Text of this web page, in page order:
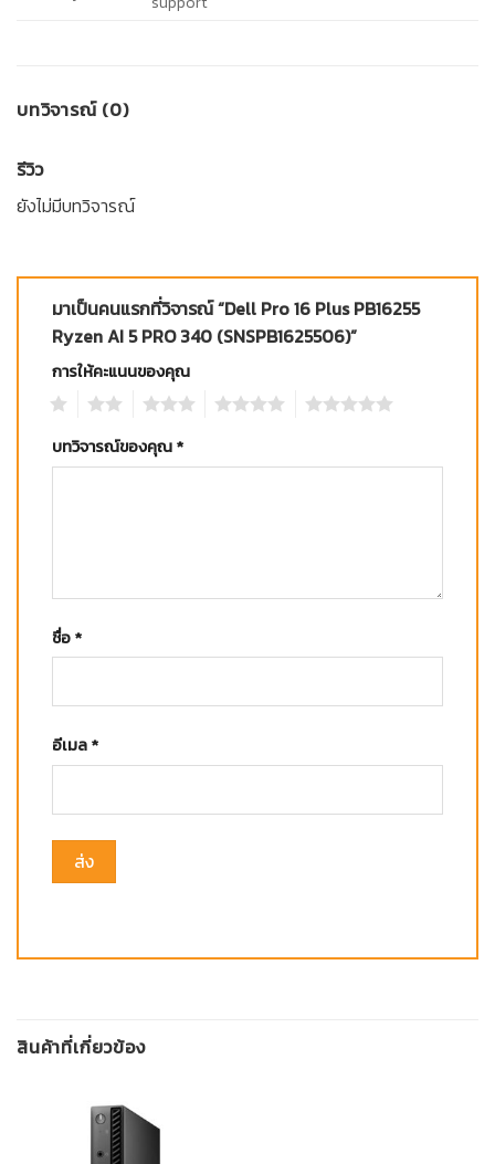
บทวิจารณ์ (0)
รีวิว
ยังไม่มีบทวิจารณ์
มาเป็นคนแรกที่วิจารณ์ “Dell Pro 16 Plus PB16255
Ryzen AI 5 PRO 340 (SNSPB1625506)”
การให้คะแนนของคุณ
บทวิจารณ์ของคุณ*
ชื่อ*
อีเมล*
สินค้าที่เกี่ยวข้อง